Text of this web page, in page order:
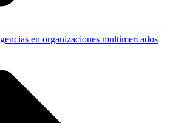
en organizaciones multimercados